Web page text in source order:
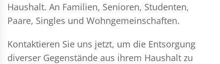
Haushalt. An Familien, Senioren, Studenten,
Paare, Singles und Wohngemeinschaften.
Kontaktieren Sie uns jetzt, um die Entsorgung
diverser Gegenstände aus ihrem Haushalt zu